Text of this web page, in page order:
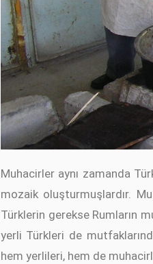
Muhacirler aynı zamanda
mozaik oluşturmuşlardır.
Türklerin gerekse Rumların
yerli Türkleri de
hem yerlileri, hem de